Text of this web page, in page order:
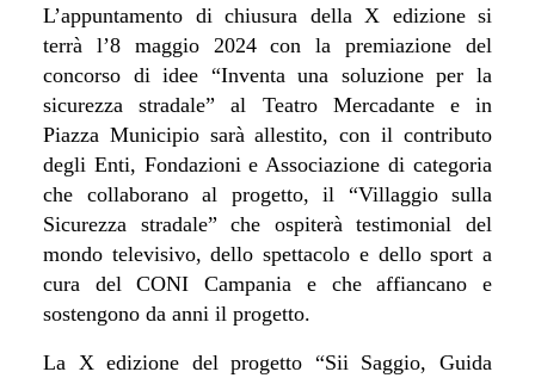
L’appuntamento di chiusura della X edizione si
terrà l’8 maggio 2024 con la premiazione del
concorso di idee “Inventa una soluzione per la
sicurezza stradale” al Teatro Mercadante e in
Piazza Municipio sarà allestito, con il contributo
degli Enti, Fondazioni e Associazione di categoria
che collaborano al progetto, il “Villaggio sulla
Sicurezza stradale” che ospiterà testimonial del
mondo televisivo, dello spettacolo e dello sport a
cura del CONI Campania e che affiancano e
sostengono da anni il progetto.
La X edizione del progetto “Sii Saggio, Guida